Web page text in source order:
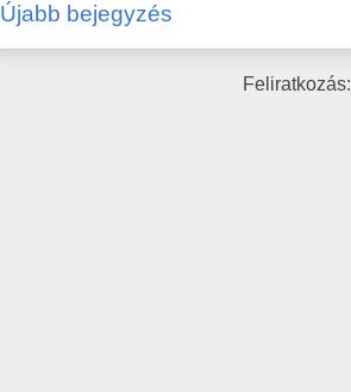
Újabb bejegyzés
Feliratkozás: